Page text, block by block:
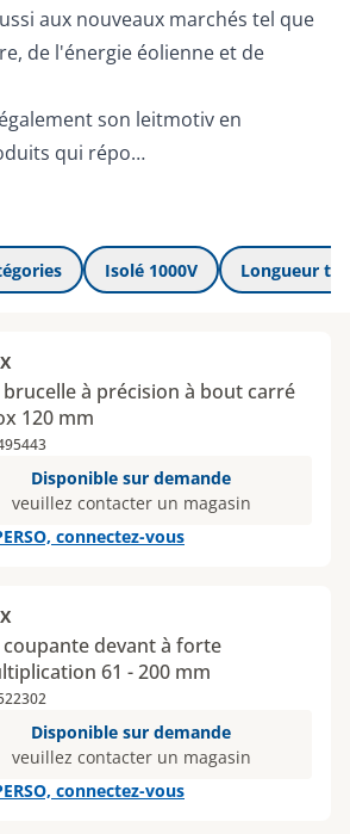
aux nouveaux marchés tel que
de l'énergie éolienne et de
son leitmotiv en
qui répo…
Isolé 1000V Longueur
brucelle à précision à bout carré
120 mm
Disponible sur demande
veuillez contacter un magasin
connectez-vous
coupante devant à forte
61 - 200 mm
Disponible sur demande
veuillez contacter un magasin
connectez-vous